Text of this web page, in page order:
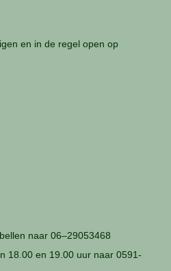
en in de regel open op
naar 06–29053468
en 19.00 uur naar 0591-